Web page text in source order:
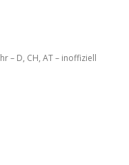
– D, CH, AT – inoffiziell
zum Inhalt